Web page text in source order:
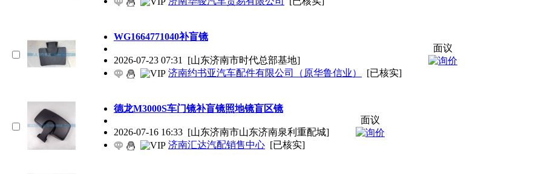
WG1664771040补盲镜
2026-07-23 07:31 [山东济南市时代总部基地]
济南约书亚汽车配件有限公司（原华鲁信业）
[已核实]
面议
德龙M3000S车门镜补盲镜照地镜盲区镜
2026-07-16 16:33 [山东济南市山东济南泉利重配城]
济南汇达汽配销售中心 [已核实]
面议